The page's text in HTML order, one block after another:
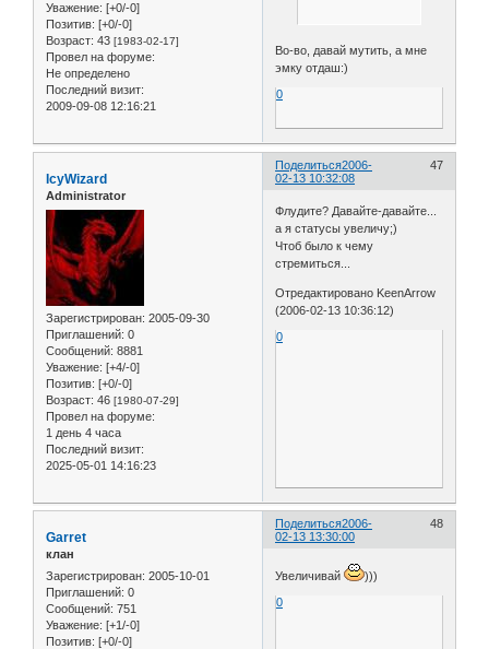
Уважение: [+0/-0]
Позитив: [+0/-0]
Возраст: 43 [1983-02-17]
Провел на форуме:
Не определено
Последний визит:
2009-09-08 12:16:21
Во-во, давай мутить, а мне
эмку отдаш:)
0
Поделиться 47
2006-
02-13 10:32:08
IcyWizard
Administrator
Зарегистрирован: 2005-09-30
Приглашений: 0
Сообщений: 8881
Уважение: [+4/-0]
Позитив: [+0/-0]
Возраст: 46 [1980-07-29]
Провел на форуме:
1 день 4 часа
Последний визит:
2025-05-01 14:16:23
Флудите? Давайте-давайте...
а я статусы увеличу;)
Чтоб было к чему
стремиться...
Отредактировано KeenArrow
(2006-02-13 10:36:12)
0
Поделиться 48
2006-
02-13 13:30:00
Garret
клан
Зарегистрирован: 2005-10-01
Приглашений: 0
Сообщений: 751
Уважение: [+1/-0]
Позитив: [+0/-0]
Увеличивай
)))
0